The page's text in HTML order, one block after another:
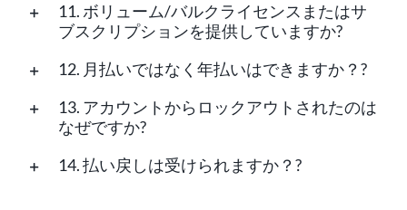
11. ボリューム/バルクライセンスまたはサ
ブスクリプションを提供していますか?
12. 月払いではなく年払いはできますか？?
13. アカウントからロックアウトされたのは
なぜですか?
14. 払い戻しは受けられますか？?